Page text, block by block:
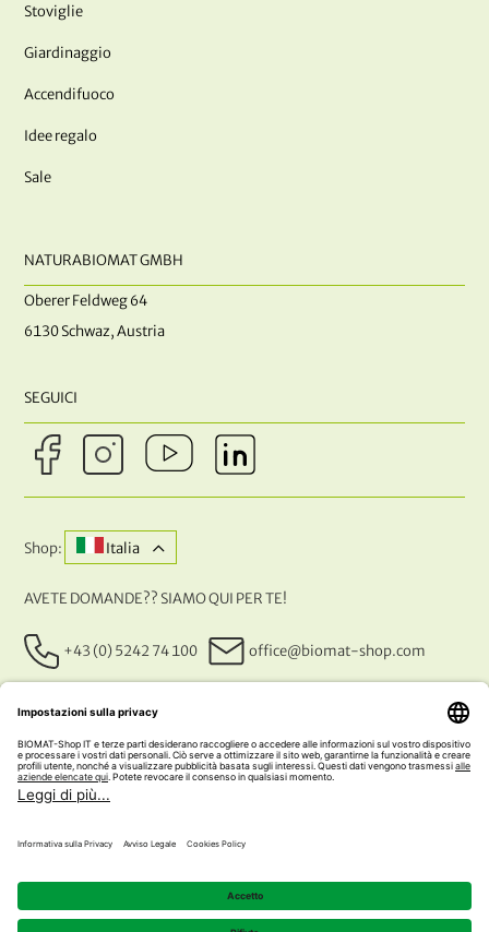
Stoviglie
Giardinaggio
Accendifuoco
Idee regalo
Sale
NATURABIOMAT GMBH
Oberer Feldweg 64
6130 Schwaz, Austria
SEGUICI
Shop: Italia
AVETE DOMANDE?? SIAMO QUI PER TE!
+43 (0) 5242 74 100 office@biomat-shop.com